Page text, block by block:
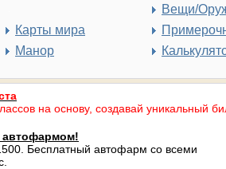
Карты мира
Манор
Вещи/
на основу, создавай уникальный
автофармом!
Бесплатный автофарм со всеми